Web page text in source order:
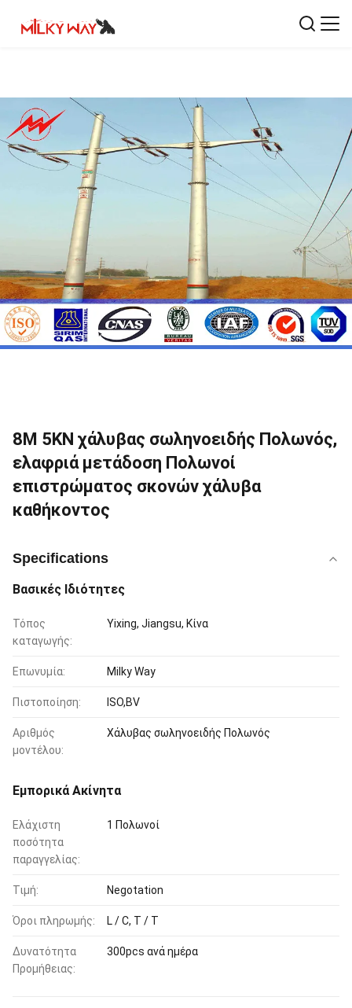
8M 5KN χάλυβας σωληνοειδής Πολωνός,
ελαφριά μετάδοση Πολωνοί
επιστρώματος σκονών χάλυβα
καθήκοντος
Specifications
Βασικές Ιδιότητες
Τόπος
καταγωγής:
Yixing, Jiangsu, Κίνα
Επωνυμία: Milky Way
Πιστοποίηση: ISO,BV
Αριθμός
μοντέλου:
Χάλυβας σωληνοειδής Πολωνός
Εμπορικά Ακίνητα
Ελάχιστη
ποσότητα
παραγγελίας:
1 Πολωνοί
Τιμή: Negotation
Όροι πληρωμής: L / C, T / T
Δυνατότητα
Προμήθειας:
300pcs ανά ημέρα